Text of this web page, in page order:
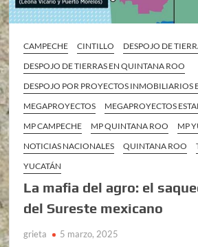
CAMPECHE CINTILLO
DESPOJO DE
DESPOJO DE TIERRAS EN QUINTANA ROO
DESPOJO POR PROYECTOS INMOBILIARIOS
MEGAPROYECTOS
MEGAPROYECTOS
MP CAMPECHE
MP QUINTANA ROO
MP
NOTICIAS NACIONALES
QUINTANA ROO
YUCATÁN
La mafia del agro: el
del Sureste mexicano
grieta 5 marzo, 2025